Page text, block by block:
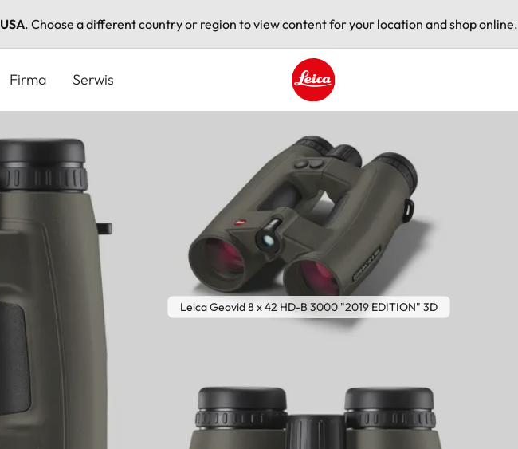
USA. Choose a different country or region to view content for your location and shop online.
Firma Serwis
Leica logo - Home
Leica Geovid 8 x 42 HD-B 3000 "2019 EDITION" 3D